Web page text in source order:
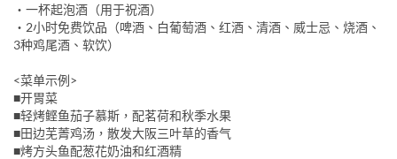
・一杯起泡酒（用于祝酒）
・2小时免费饮品（啤酒、白葡萄酒、红酒、清酒、威士忌、烧酒、
3种鸡尾酒、软饮）
<菜单示例>
■开胃菜
■轻烤鲣鱼茄子慕斯，配茗荷和秋季水果
■田边芜菁鸡汤，散发大阪三叶草的香气
■烤方头鱼配葱花奶油和红酒精